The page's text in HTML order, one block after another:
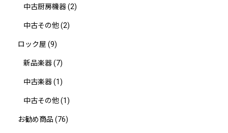
中古厨房機器(2)
中古その他(2)
ロック屋 (9)
新品楽器(7)
中古楽器(1)
中古その他(1)
お勧め商品 (76)